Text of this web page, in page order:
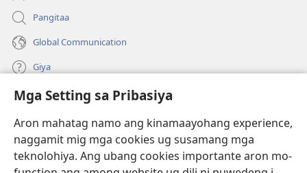
Mga Setting sa Pribasiya
Aron mahatag namo ang kinamaayohang experience,
naggamit mig mga cookies ug susamang mga
teknolohiya. Ang ubang cookies importante aron mo-
Pangitaa
Global Communication
Giya
Donasyon
(mo-
open
bag-
ong
Watchtower ONLINE NGA LIBRARYA
(mo-
open
JW Hub